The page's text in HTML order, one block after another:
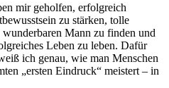
mir geholfen, erfolgreich
zu stärken, tolle
Mann zu finden und
Leben zu leben. Dafür
ich genau, wie man Menschen
„ersten Eindruck“ meistert – in